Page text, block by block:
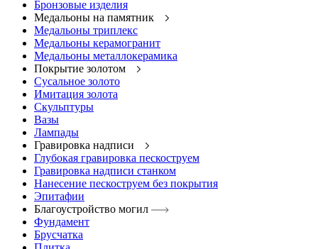
Бронзовые изделия
Медальоны на памятник
Медальоны триплекс
Медальоны керамогранит
Медальоны металлокерамика
Покрытие золотом
Сусальное золото
Имитация золота
Скульптуры
Вазы
Лампады
Гравировка надписи
Глубокая гравировка пескоструем
Гравировка надписи станком
Нанесение пескоструем без покрытия
Эпитафии
Благоустройство могил
Фундамент
Брусчатка